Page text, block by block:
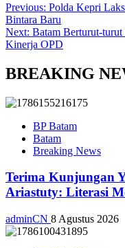
Previous: Polda Kepri
Bintara Baru
Next: Batam Berturut-
Kinerja OPD
BREAKING
BP Batam
Batam
Breaking News
Terima Kunjungan
Ariastuty: Literasi
adminCN 8 Agustus 2026